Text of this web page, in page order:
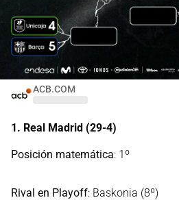
ACB.COM
1. Real Madrid (29-4)
Posición matemática: 1º
Rival en Playoff: Baskonia (8º)